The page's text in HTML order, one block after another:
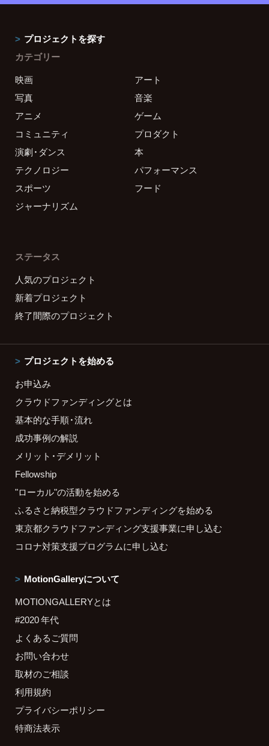
プロジェクトを探す
カテゴリー
映画
アート
写真
音楽
アニメ
ゲーム
コミュニティ
プロダクト
演劇・ダンス
本
テクノロジー
パフォーマンス
スポーツ
フード
ジャーナリズム
ステータス
人気のプロジェクト
新着プロジェクト
終了間際のプロジェクト
プロジェクトを始める
お申込み
クラウドファンディングとは
基本的な手順・流れ
成功事例の解説
メリット・デメリット
Fellowship
"ローカル"の活動を始める
ふるさと納税型クラウドファンディングを始める
東京都クラウドファンディング支援事業に申し込む
コロナ対策支援プログラムに申し込む
MotionGalleryについて
MOTIONGALLERYとは
#2020 年代
よくあるご質問
お問い合わせ
取材のご相談
利用規約
プライバシーポリシー
特商法表示